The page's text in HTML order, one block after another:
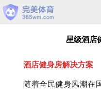
星级酒店
酒店健身房解决方案
随着全民健身风潮在